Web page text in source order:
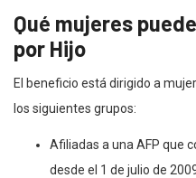
Qué mujeres
por Hijo
El beneficio está dirigido a
los siguientes grupos:
Afiliadas a una AFP que
desde el 1 de julio de